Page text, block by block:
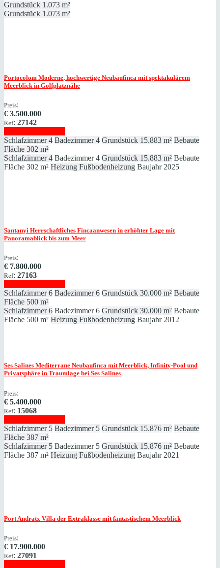
Grundstück 1.073 m²
Grundstück 1.073 m²
Portocolom Moderne, hochwertige Neubaufinca mit spektakulärem
Meerblick in Golfplatznähe
Preis:
€ 3.500.000
Ref: 27142
Schlafzimmer 4 Badezimmer 4 Grundstück 15.883 m² Bebaute
Fläche 302 m²
Schlafzimmer 4 Badezimmer 4 Grundstück 15.883 m² Bebaute
Fläche 302 m² Heizung Fußbodenheizung Baujahr 2025
Santanyi Herrschaftliches Fincaanwesen in erhöhter Lage mit
Panoramablick bis zum Meer
Preis:
€ 7.800.000
Ref: 27163
Schlafzimmer 6 Badezimmer 6 Grundstück 30.000 m² Bebaute
Fläche 500 m²
Schlafzimmer 6 Badezimmer 6 Grundstück 30.000 m² Bebaute
Fläche 500 m² Heizung Fußbodenheizung Baujahr 2012
Ses Salines Mediterrane Neubaufinca mit Meerblick, Infinity‑Pool und
Privatsphäre in Traumlage bei Ses Salines
Preis:
€ 5.400.000
Ref: 15068
Schlafzimmer 5 Badezimmer 5 Grundstück 15.876 m² Bebaute
Fläche 387 m²
Schlafzimmer 5 Badezimmer 5 Grundstück 15.876 m² Bebaute
Fläche 387 m² Heizung Fußbodenheizung Baujahr 2021
Port Andratx Villa der Extraklasse mit fantastischem Meerblick
Preis:
€ 17.900.000
Ref: 27091